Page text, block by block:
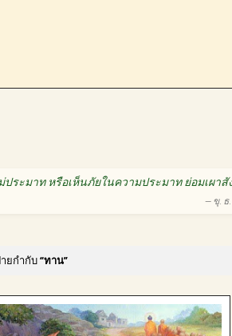
ระมาท หรือเห็นภัยในความประมาท ย่อมเผ
— ขุ.
ยกำกับ ทาน